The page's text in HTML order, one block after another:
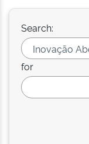
Search:
for